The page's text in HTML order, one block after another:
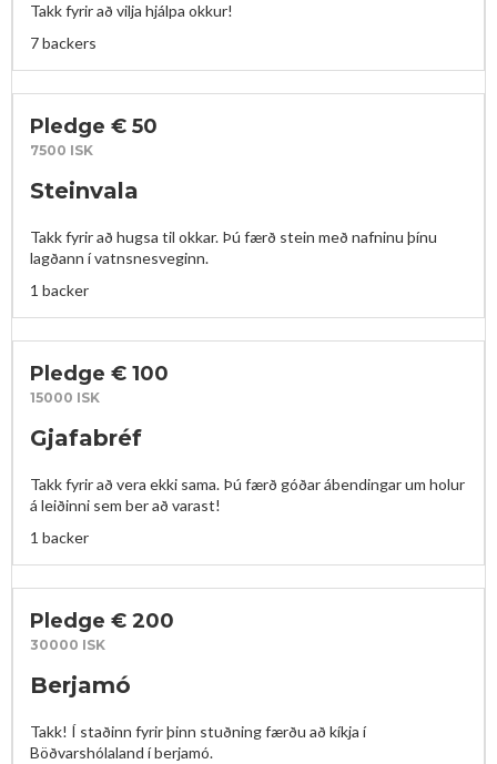
Takk fyrir að vilja hjálpa okkur!
7 backers
Pledge € 50
7500 ISK
Steinvala
Takk fyrir að hugsa til okkar. Þú færð stein með nafninu þínu
lagðann í vatnsnesveginn.
1 backer
Pledge € 100
15000 ISK
Gjafabréf
Takk fyrir að vera ekki sama. Þú færð góðar ábendingar um holur
á leiðinni sem ber að varast!
1 backer
Pledge € 200
30000 ISK
Berjamó
Takk! Í staðinn fyrir þinn stuðning færðu að kíkja í
Böðvarshólaland í berjamó.